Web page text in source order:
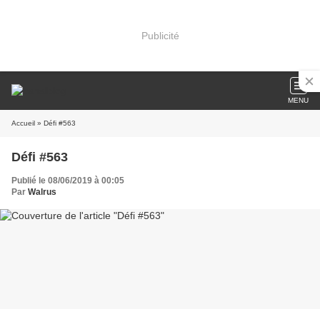
Publicité
MENU
Accueil » Défi #563
Défi #563
Publié le 08/06/2019 à 00:05
Par Walrus